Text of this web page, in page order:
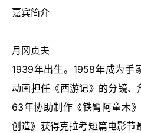
嘉宾简介
月冈贞夫
1939年出生。 1958年成为手
动画担任《西游记》的分镜、
63年协助制作《铁臂阿童木》
创造》获得克拉考短篇电影节